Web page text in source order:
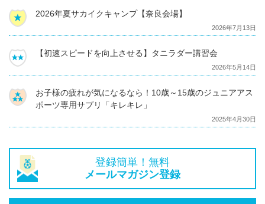
2026年夏サカイクキャンプ【奈良会場】
2026年7月13日
【初速スピードを向上させる】タニラダー講習会
2026年5月14日
お子様の疲れが気になるなら！10歳～15歳のジュニアアス
ポーツ専用サプリ「キレキレ」
2025年4月30日
登録簡単！無料
メールマガジン登録